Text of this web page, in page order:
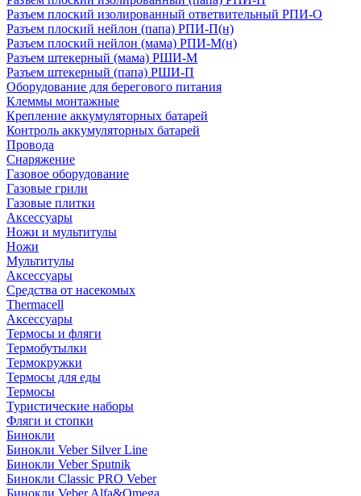
Разъем плоский изолированный ответвительный РПИ-О
Разъем плоский нейлон (папа) РПИ-П(н)
Разъем плоский нейлон (мама) РПИ-М(н)
Разъем штекерный (мама) РШИ-М
Разъем штекерный (папа) РШИ-П
Оборудование для берегового питания
Клеммы монтажные
Крепление аккумуляторных батарей
Контроль аккумуляторных батарей
Провода
Снаряжение
Газовое оборудование
Газовые грили
Газовые плитки
Аксессуары
Ножи и мультитулы
Ножи
Мультитулы
Аксессуары
Средства от насекомых
Thermacell
Аксессуары
Термосы и фляги
Термобутылки
Термокружки
Термосы для еды
Термосы
Туристические наборы
Фляги и стопки
Бинокли
Бинокли Veber Silver Line
Бинокли Veber Sputnik
Бинокли Classic PRO Veber
Бинокли Veber Alfa&Omega